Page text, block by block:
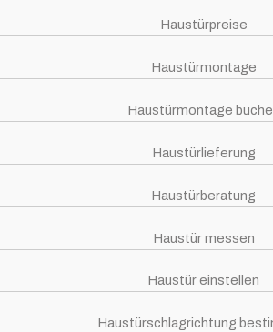
Haustürpreise
Haustürmontage
Haustürmontage
Haustürlieferung
Haustürberatung
Haustür messen
Haustür einstellen
Haustürschlagrichtung